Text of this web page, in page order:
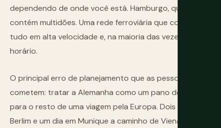
dependendo de onde você está. Hamburgo, que
contém multidões. Uma rede ferroviária que conecta
tudo em alta velocidade e, na maioria das vezes, no
horário.
O principal erro de planejamento que as pessoas
cometem: tratar a Alemanha como um pano de fundo
para o resto de uma viagem pela Europa. Dois dias em
Berlim e um dia em Munique a caminho de Viena não é